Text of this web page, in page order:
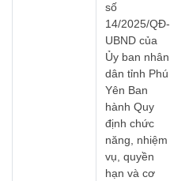
số
14/2025/QĐ-
UBND của
Ủy ban nhân
dân tỉnh Phú
Yên Ban
hành Quy
định chức
năng, nhiệm
vụ, quyền
hạn và cơ